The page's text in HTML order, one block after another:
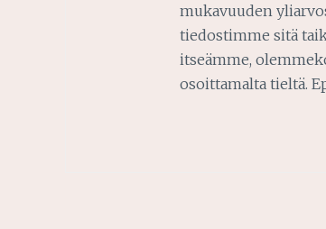
mukavuuden
tiedostimme sitä
itseämme,
osoittamalta tieltä.